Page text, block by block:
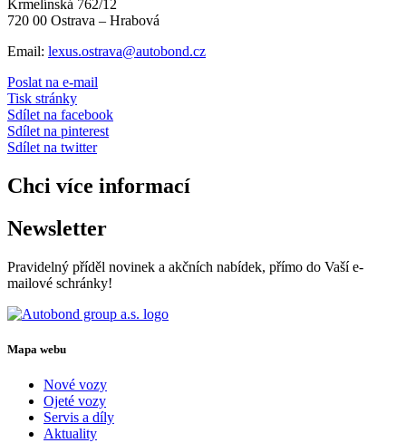
Krmelínská 762/12
720 00 Ostrava – Hrabová
Email: lexus.ostrava@autobond.cz
Poslat na e-mail
Tisk stránky
Sdílet na facebook
Sdílet na pinterest
Sdílet na twitter
Chci více informací
Newsletter
Pravidelný příděl novinek a akčních nabídek, přímo do Vaší e-
mailové schránky!
Mapa webu
Nové vozy
Ojeté vozy
Servis a díly
Aktuality